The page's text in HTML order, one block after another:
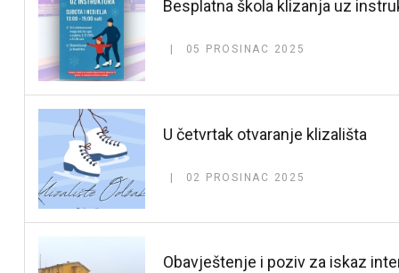
Besplatna škola klizanja uz
05 PROSINAC 2025
U četvrtak otvaranje klizališta
02 PROSINAC 2025
Obavještenje i poziv za iskaz